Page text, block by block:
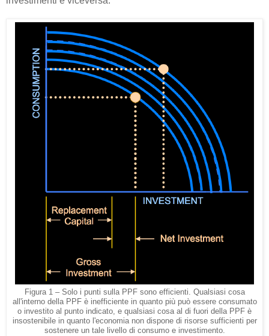
Figura 1 – Solo i punti sulla PPF sono efficienti. Qualsiasi cosa
all'interno della PPF è inefficiente in quanto più può essere consumato
o investito al punto indicato, e qualsiasi cosa al di fuori della PPF è
insostenibile in quanto l'economia non dispone di risorse sufficienti per
sostenere un tale livello di consumo e investimento.